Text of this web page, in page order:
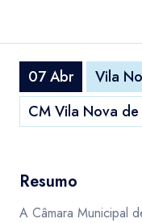
07 Abr
Vila
CM Vila Nova
Resumo
A Câmara Municipal